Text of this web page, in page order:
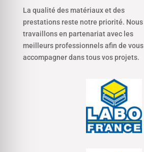
La qualité des matériaux et des
prestations reste notre priorité. Nous
travaillons en partenariat avec les
meilleurs professionnels afin de vous
accompagner dans tous vos projets.